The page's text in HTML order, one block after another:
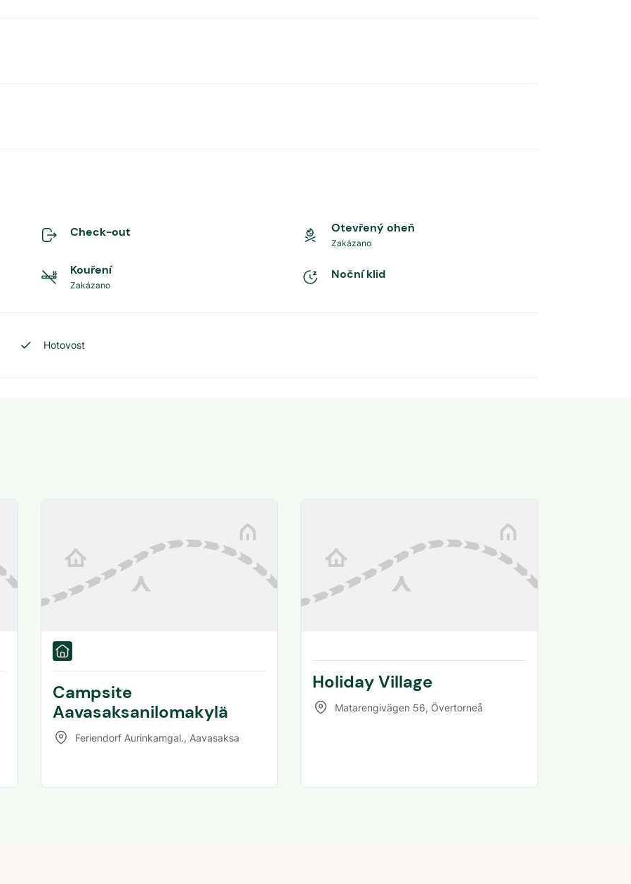
Check-out Otevřený oheň
Zakázano
Kouření
Zakázano
Noční klid
Hotovost
Campsite
Aavasaksanilomakylä
Feriendorf Aurinkamgal., Aavasaksa
Holiday Village
Matarengivägen 56, Övertorneå